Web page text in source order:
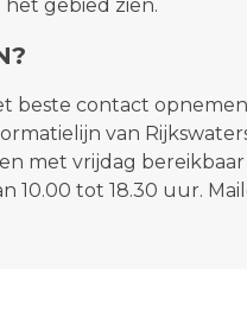
gebied zien.
beste contact
van
met vrijdag
10.00 tot 18.30 uur.